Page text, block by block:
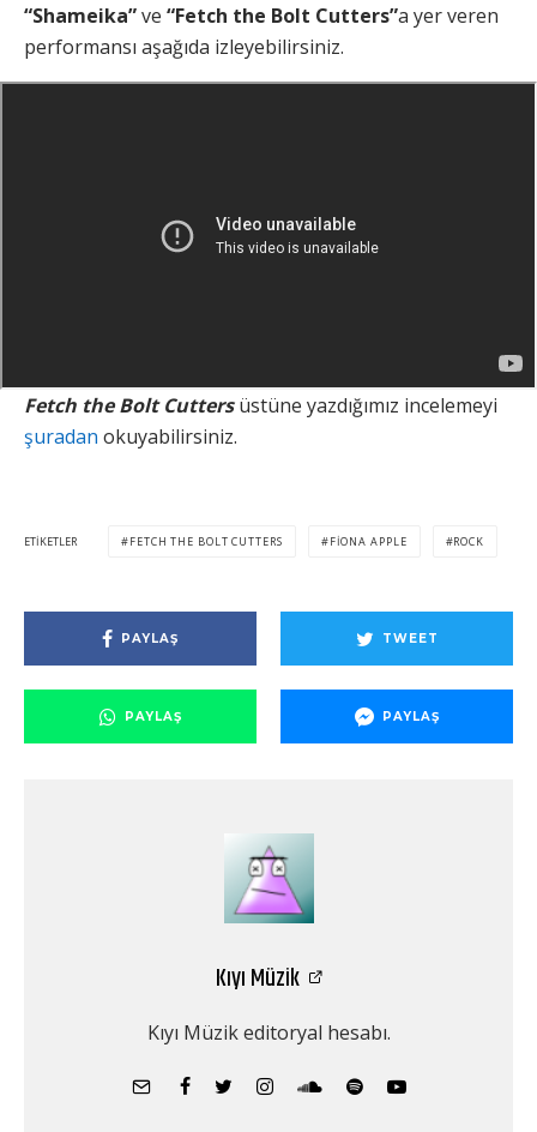
“Shameika”ve “Fetch the Bolt Cutters”a yer veren
performansı aşağıda izleyebilirsiniz.
Fetch the Bolt Cuttersüstüne yazdığımız incelemeyi
şuradan okuyabilirsiniz.
ETIKETLER FETCH THE BOLT CUTTERS FIONA APPLE ROCK
PAYLAŞ TWEET
PAYLAŞ PAYLAŞ
Kıyı Müzik
Kıyı Müzik editoryal hesabı.